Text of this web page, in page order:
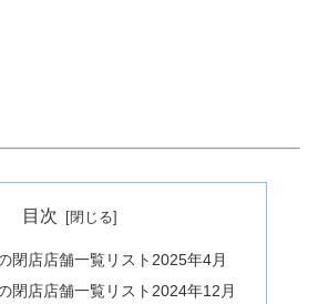
目次
閉店店舗一覧リスト2025年4月
閉店店舗一覧リスト2024年12月